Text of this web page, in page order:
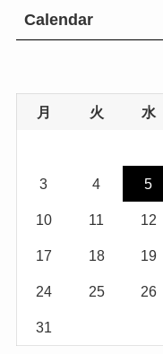
Calendar
月 火 水
3 4 5
10 11 12
17 18 19
24 25 26
31